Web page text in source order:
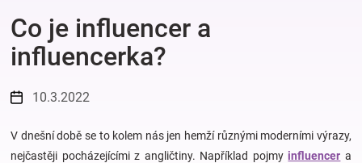
oblečení
Pokojíček
a
kojenecká
Co je influencer a
influencerka?
10.3.2022
V dnešní době se to kolem nás jen hemží různými moderními výrazy,
nejčastěji pocházejícími z angličtiny. Například pojmyinfluencer a